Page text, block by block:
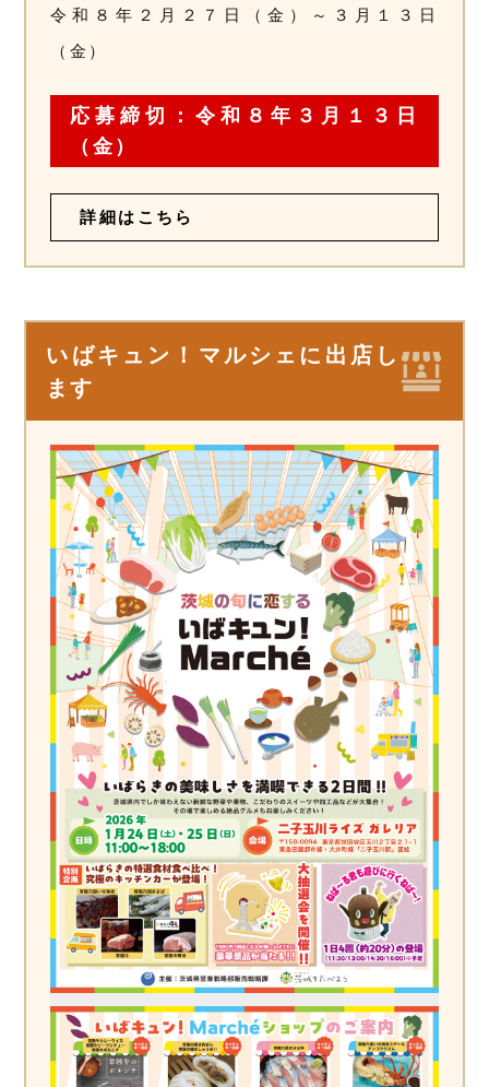
令和８年２月２７日（金）～３月１３日
（金）
応募締切：令和８年３月１３日
（金）
詳細はこちら
いばキュン！マルシェに出店し
ます